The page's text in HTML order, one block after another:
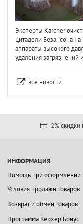
Эксперты Karcher
цитадели Безансона
аппараты высокого
удаления загрязнений
все новости
2% скидки
ИНФОРМАЦИЯ
Помощь при оформлении
Условия продажи товаров
Возврат и обмен товаров
Программа Керхер Бонус